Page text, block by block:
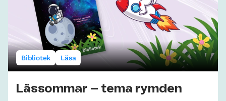
Bibliotek Läsa
Lässommar – tema rymden